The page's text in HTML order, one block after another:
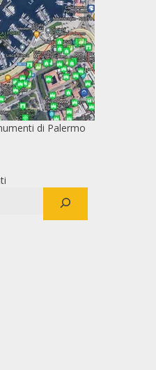
di Palermo